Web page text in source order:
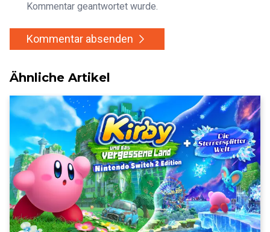
Kommentar geantwortet wurde.
Kommentar absenden
Ähnliche Artikel